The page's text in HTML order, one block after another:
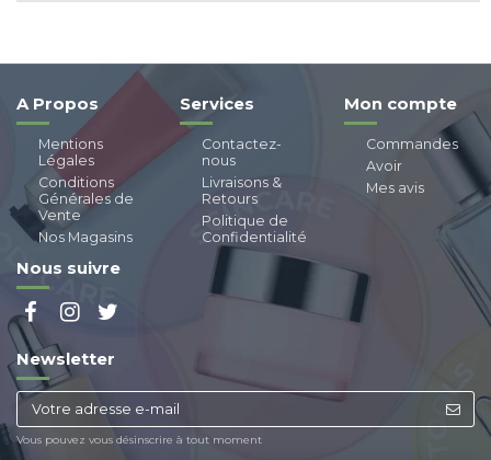
A Propos
Mentions
Légales
Conditions
Générales de
Vente
Nos Magasins
Services
Contactez-
nous
Livraisons &
Retours
Politique de
Confidentialité
Mon compte
Commandes
Avoir
Mes avis
Nous suivre
Newsletter
Vous pouvez vous désinscrire à tout moment